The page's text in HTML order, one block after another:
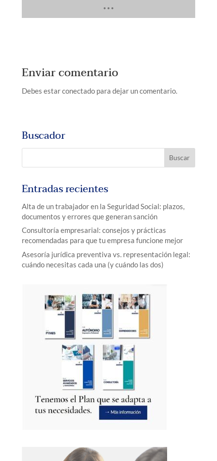
Enviar comentario
Debes estar conectado para dejar un comentario.
Buscador
Entradas recientes
Alta de un trabajador en la Seguridad Social: plazos,
documentos y errores que generan sanción
Consultoría empresarial: consejos y prácticas
recomendadas para que tu empresa funcione mejor
Asesoría jurídica preventiva vs. representación legal:
cuándo necesitas cada una (y cuándo las dos)